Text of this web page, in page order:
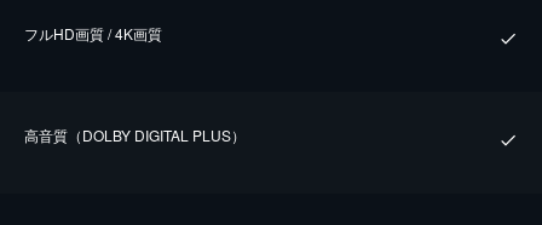
フルHD画質 / 4K画質
⾼⾳質（DOLBY DIGITAL PLUS）